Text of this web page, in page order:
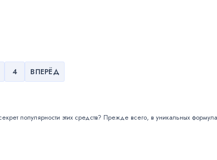
4 ВПЕРЁД
популярности этих средств? Прежде всего, в уникальных